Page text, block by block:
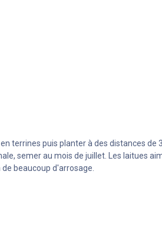
terrines puis planter à des distances de
semer au mois de juillet. Les laitues
beaucoup d'arrosage.